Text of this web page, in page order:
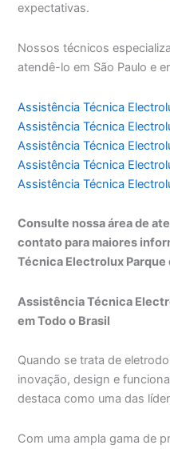
expectativas.
Nossos técnicos
atendê-lo em São Paulo e
Assistência Técnica
Assistência Técnica
Assistência Técnica
Assistência Técnica
Assistência Técnica
Consulte nossa área de
contato para maiores
Técnica Electrolux Parque
Assistência Técnica
em Todo o Brasil
Quando se trata de
inovação, design e
destaca como uma das
Com uma ampla gama de